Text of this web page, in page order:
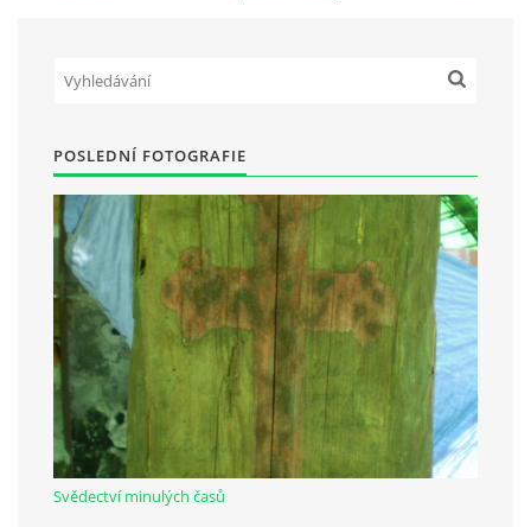
Občanská vzdělávací jednota "Komenský" v Choceradech z.s.
257 24 Chocerady
IČ: 498 28 614
Kontaktní osoba:
Mgr. Miroslava Cinkeisová
723 967 851
Mirkaci@email.cz
© 2026 eStránky.cz RSS
POSLEDNÍ FOTOGRAFIE
Svědectví minulých časů